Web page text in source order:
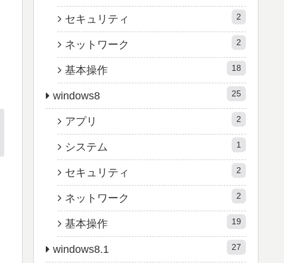
セキュリティ 2
ネットワーク 2
基本操作 18
windows8 25
アプリ 2
システム 1
セキュリティ 2
ネットワーク 2
基本操作 19
windows8.1 27